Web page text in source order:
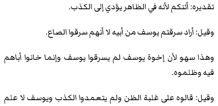
تقديره: أئنكم لأنه في الظاهر يؤدي إلى الكذب.
وقيل: أراد سرقتم يوسف من أبيه لا أنهم سرقوا الصاع.
وهذا سهو لأن إخوة يوسف لم يسرقوا يوسف وإنما خانوا أباهم
فيه وظلموه.
وقيل: قالوه على غلبة الظن ولم يتعمدوا الكذب ويوسف لا علم